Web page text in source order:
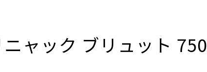
ャック ブリュット